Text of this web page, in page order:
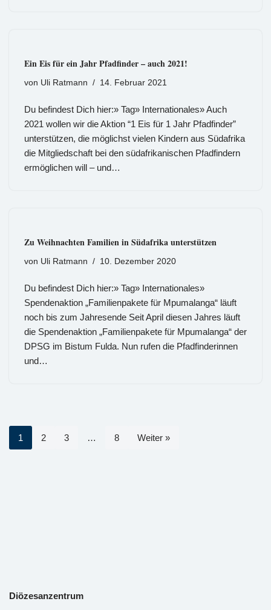
Ein Eis für ein Jahr Pfadfinder – auch 2021!
von Uli Ratmann 14. Februar 2021
Du befindest Dich hier:» Tag» Internationales» Auch
2021 wollen wir die Aktion “1 Eis für 1 Jahr Pfadfinder”
unterstützen, die möglichst vielen Kindern aus Südafrika
die Mitgliedschaft bei den südafrikanischen Pfadfindern
ermöglichen will – und…
Zu Weihnachten Familien in Südafrika unterstützen
von Uli Ratmann 10. Dezember 2020
Du befindest Dich hier:» Tag» Internationales»
Spendenaktion „Familienpakete für Mpumalanga“ läuft
noch bis zum Jahresende Seit April diesen Jahres läuft
die Spendenaktion „Familienpakete für Mpumalanga“ der
DPSG im Bistum Fulda. Nun rufen die Pfadfinderinnen
und…
1 2 3 … 8 Weiter »
Diözesanzentrum